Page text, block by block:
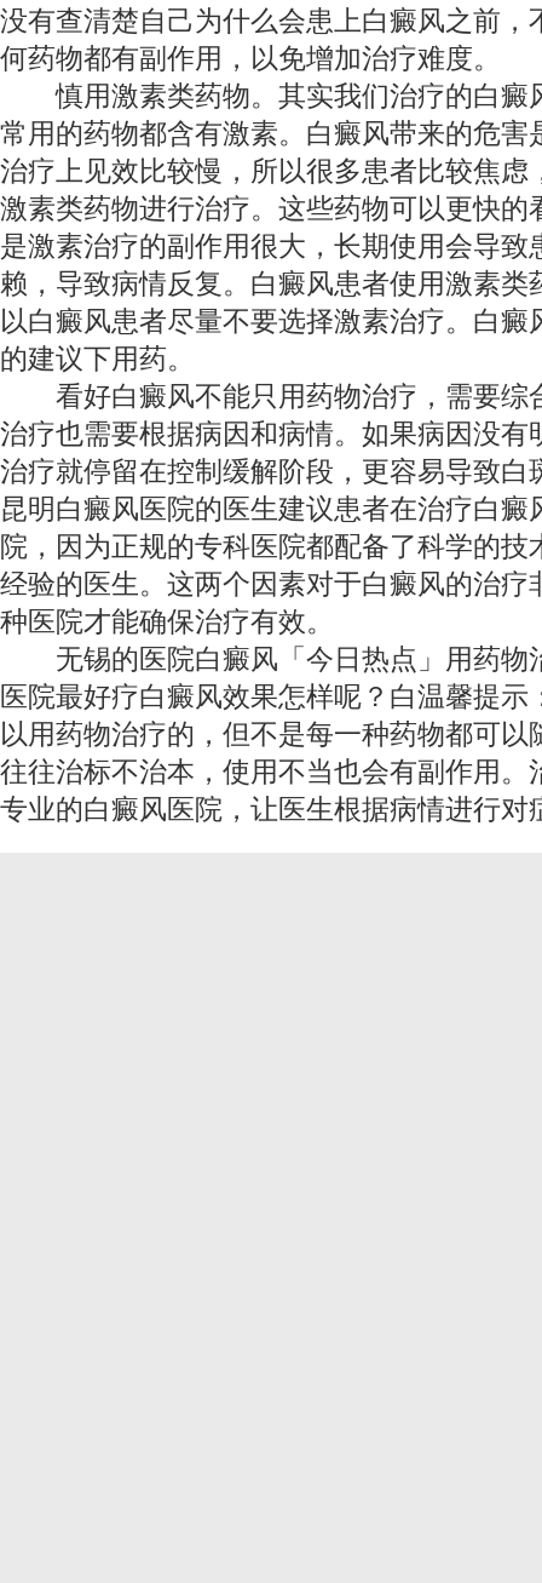
没有查清楚自己为什么会患上白癜风之前，
何药物都有副作用，以免增加治疗难度。
慎用激素类药物。其实我们治疗的白癜
常用的药物都含有激素。白癜风带来的危害
治疗上见效比较慢，所以很多患者比较焦虑
激素类药物进行治疗。这些药物可以更快的
是激素治疗的副作用很大，长期使用会导致
赖，导致病情反复。白癜风患者使用激素类
以白癜风患者尽量不要选择激素治疗。白癜
的建议下用药。
看好白癜风不能只用药物治疗，需要综
治疗也需要根据病因和病情。如果病因没有
治疗就停留在控制缓解阶段，更容易导致白
昆明白癜风医院的医生建议患者在治疗白癜
院，因为正规的专科医院都配备了科学的技
经验的医生。这两个因素对于白癜风的治疗
种医院才能确保治疗有效。
无锡的医院白癜风「今日热点」用药物
医院最好疗白癜风效果怎样呢？白温馨提示
以用药物治疗的，但不是每一种药物都可以
往往治标不治本，使用不当也会有副作用。
专业的白癜风医院，让医生根据病情进行对